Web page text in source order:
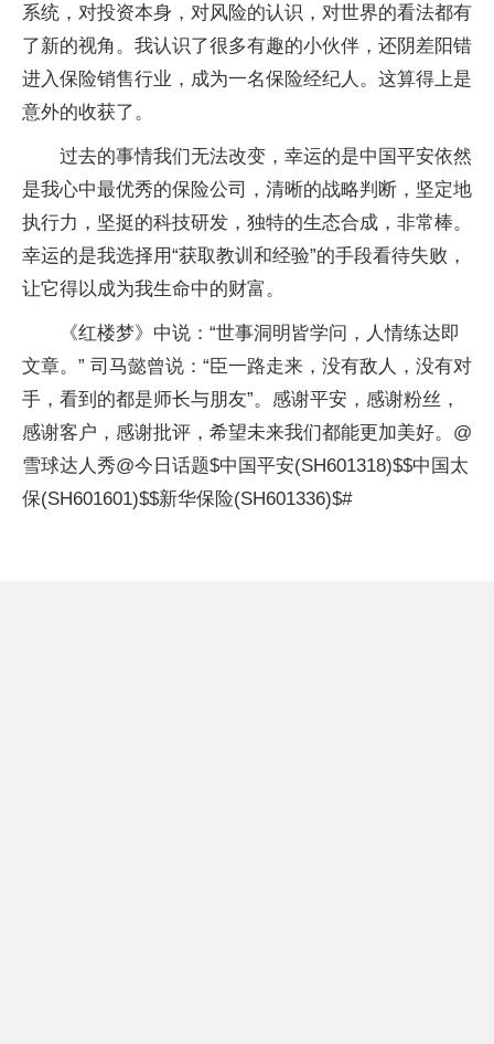
系统，对投资本身，对风险的认识，对世界的看法都有
了新的视角。我认识了很多有趣的小伙伴，还阴差阳错
进入保险销售行业，成为一名保险经纪人。这算得上是
意外的收获了。
过去的事情我们无法改变，幸运的是中国平安依然
是我心中最优秀的保险公司，清晰的战略判断，坚定地
执行力，坚挺的科技研发，独特的生态合成，非常棒。
幸运的是我选择用“获取教训和经验”的手段看待失败，
让它得以成为我生命中的财富。
《红楼梦》中说：“世事洞明皆学问，人情练达即
文章。” 司马懿曾说：“臣一路走来，没有敌人，没有对
手，看到的都是师长与朋友”。感谢平安，感谢粉丝，
感谢客户，感谢批评，希望未来我们都能更加美好。@
雪球达人秀@今日话题$中国平安(SH601318)$$中国太
保(SH601601)$$新华保险(SH601336)$#